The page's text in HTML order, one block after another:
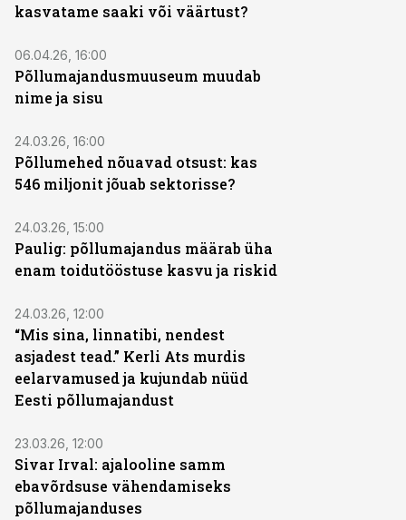
kasvatame saaki või väärtust?
06.04.26, 16:00
Põllumajandusmuuseum muudab
nime ja sisu
24.03.26, 16:00
Põllumehed nõuavad otsust: kas
546 miljonit jõuab sektorisse?
24.03.26, 15:00
Paulig: põllumajandus määrab üha
enam toidutööstuse kasvu ja riskid
24.03.26, 12:00
“Mis sina, linnatibi, nendest
asjadest tead.” Kerli Ats murdis
eelarvamused ja kujundab nüüd
Eesti põllumajandust
23.03.26, 12:00
Sivar Irval: ajalooline samm
ebavõrdsuse vähendamiseks
põllumajanduses